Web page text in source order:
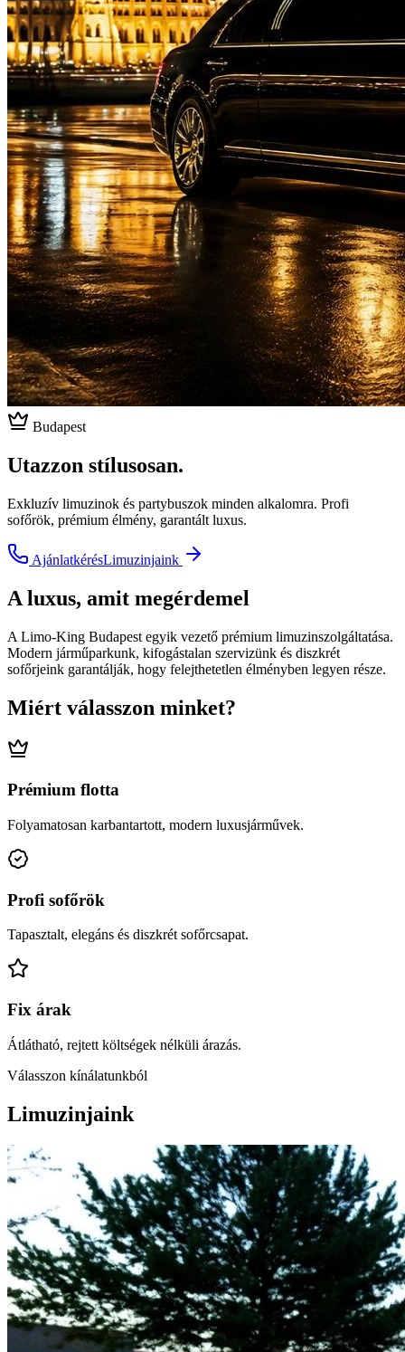
Budapest
Utazzon stílusosan.
Exkluzív limuzinok és partybuszok minden alkalomra. Profi
sofőrök, prémium élmény, garantált luxus.
AjánlatkérésLimuzinjaink
A luxus, amit megérdemel
A Limo-King Budapest egyik vezető prémium limuzinszolgáltatása.
Modern járműparkunk, kifogástalan szervizünk és diszkrét
sofőrjeink garantálják, hogy felejthetetlen élményben legyen része.
Miért válasszon minket?
Prémium flotta
Folyamatosan karbantartott, modern luxusjárművek.
Profi sofőrök
Tapasztalt, elegáns és diszkrét sofőrcsapat.
Fix árak
Átlátható, rejtett költségek nélküli árazás.
Válasszon kínálatunkból
Limuzinjaink